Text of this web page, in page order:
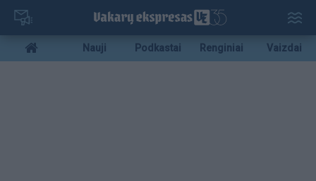
Pereiti
pagrindinį
turinį
Mobile
menu
Nauji Podkastai Renginiai Vaizdai